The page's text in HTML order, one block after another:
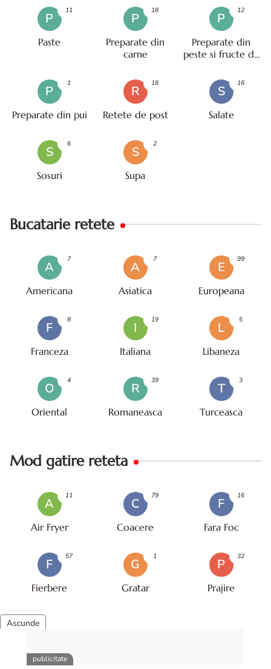
P
Paste
11
P
Preparate din
carne
18
P
Preparate din
peste si fructe de
12
P
Preparate din pui
1
R
Retete de post
18
S
Salate
16
S
Sosuri
6
S
Supa
2
Bucatarie retete
A
Americana
7
A
Asiatica
7
E
Europeana
99
F
Franceza
8
I
Italiana
19
L
Libaneza
5
O
Oriental
4
R
Romaneasca
39
T
Turceasca
3
Mod gatire reteta
A
Air Fryer
11
C
Coacere
79
F
Fara Foc
16
F
Fierbere
57
G
Gratar
1
P
Prajire
32